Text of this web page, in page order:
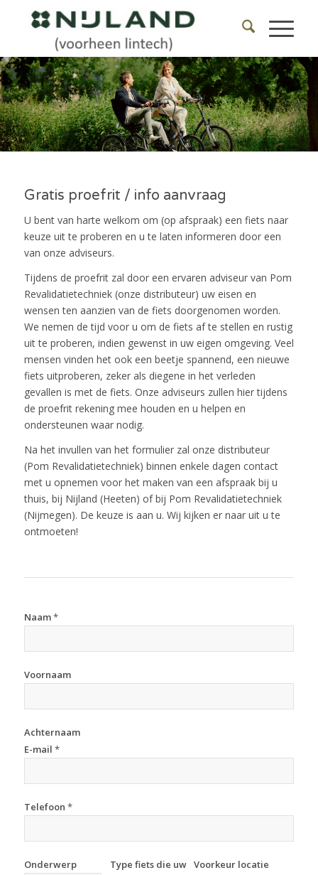
Gratis proefrit / info aanvraag
U bent van harte welkom om (op afspraak) een fiets naar
keuze uit te proberen en u te laten informeren door een
van onze adviseurs.
Tijdens de proefrit zal door een ervaren adviseur van Pom
Revalidatietechniek (onze distributeur) uw eisen en
wensen ten aanzien van de fiets doorgenomen worden.
We nemen de tijd voor u om de fiets af te stellen en rustig
uit te proberen, indien gewenst in uw eigen omgeving. Veel
mensen vinden het ook een beetje spannend, een nieuwe
fiets uitproberen, zeker als diegene in het verleden
gevallen is met de fiets. Onze adviseurs zullen hier tijdens
de proefrit rekening mee houden en u helpen en
ondersteunen waar nodig.
Na het invullen van het formulier zal onze distributeur
(Pom Revalidatietechniek) binnen enkele dagen contact
met u opnemen voor het maken van een afspraak bij u
thuis, bij Nijland (Heeten) of bij Pom Revalidatietechniek
(Nijmegen). De keuze is aan u. Wij kijken er naar uit u te
ontmoeten!
Naam*
Voornaam
Achternaam
E-mail *
Telefoon *
Onderwerp
Type fiets die uw Voorkeur locatie